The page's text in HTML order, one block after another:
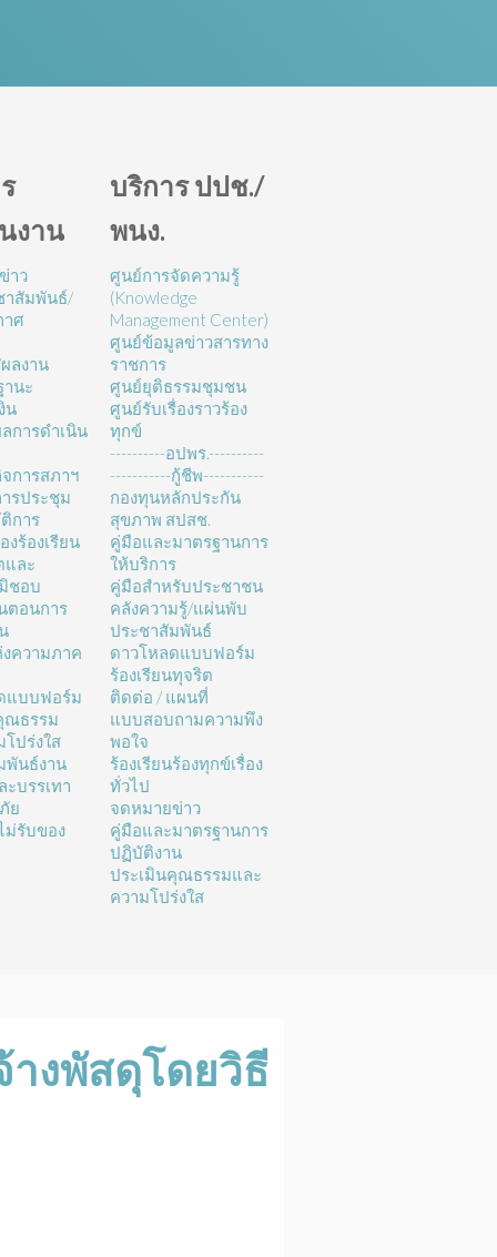
งาน
าว
าสัมพันธ์/
าศ
ลงาน
นะ
น
การดำเนิน
การสภาฯ
รประชุม
การ
งร้องเรียน
และ
ชอบ
ตอนการ
ความภาค
แบบฟอร์ม
ณธรรม
ปร่งใส
พันธ์งาน
บรรเทา
ย
ม่รับของ
บริการ ปปช./
พนง.
ศูนย์การจัดความรู้
(Knowledge
Management Center)
ศูนย์ข้อมูลข่าวสารทาง
ราชการ
ศูนย์ยุติธรรมชุมชน
ศูนย์รับเรื่องราวร้อง
ทุกข์
----------อปพร.----------
-----------กู้ชีพ-----------
กองทุนหลักประกัน
สุขภาพ สปสช.
คู่มือและมาตรฐานการ
ให้บริการ
คู่มือสำหรับประชาชน
คลังความรู้/แผ่นพับ
ประชาสัมพันธ์
ดาวโหลดแบบฟอร์ม
ร้องเรียนทุจริต
ติดต่อ / แผนที่
แบบสอบถามความพึง
พอใจ
ร้องเรียนร้องทุกข์เรื่อง
ทั่วไป
จดหมายข่าว
คู่มือและมาตรฐานการ
ปฏิบัติงาน
ประเมินคุณธรรมและ
ความโปร่งใส
างพัสดุโดยวิธี